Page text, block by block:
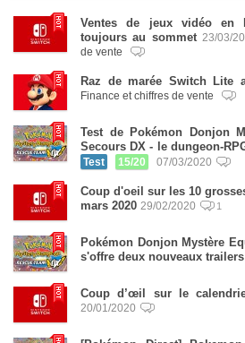
Ventes de jeux vidéo en
toujours au sommet 23/03/
de vente
Raz de marée Switch Lite
Finance et chiffres de vente
Test de Pokémon Donjon
Secours DX - le dungeon-
Test 15/20 07/03/2020
Coup d'oeil sur les 10
mars 2020 29/02/2020 1
Pokémon Donjon Mystère
s'offre deux nouveaux trailers
Coup d’œil sur le
20/01/2020